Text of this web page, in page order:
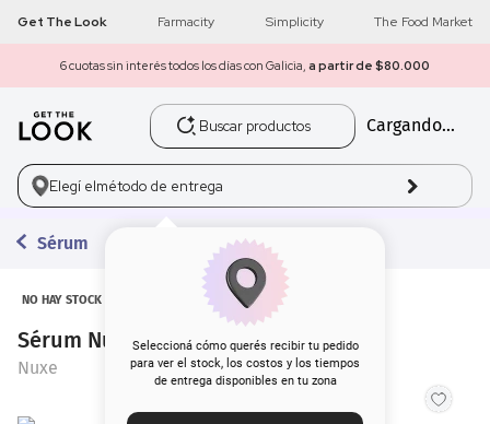
Get The Look Farmacity Simplicity The Food Market
6 cuotas sin interés todos los días con Galicia, a partir de $80.000
Buscar productos
Cargando...
Elegí elmétodo de entrega
Seleccioná cómo querés recibir tu pedido
para ver el stock, los costos y los tiempos
de entrega disponibles en tu zona
Sérum
NO HAY STOCK
Sérum Nuxe Super 10 Eyes x 15 ml
Nuxe
1 get the look
2 máscara pestañas
3.
5. corrector